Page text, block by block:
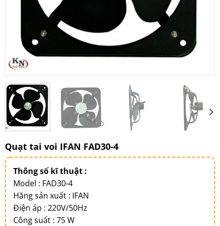
Quạt tai voi IFAN FAD30-4
Thông số kĩ thuật :
Model : FAD30-4
Hãng sản xuất : IFAN
Điện áp : 220V/50Hz
Công suất : 75 W